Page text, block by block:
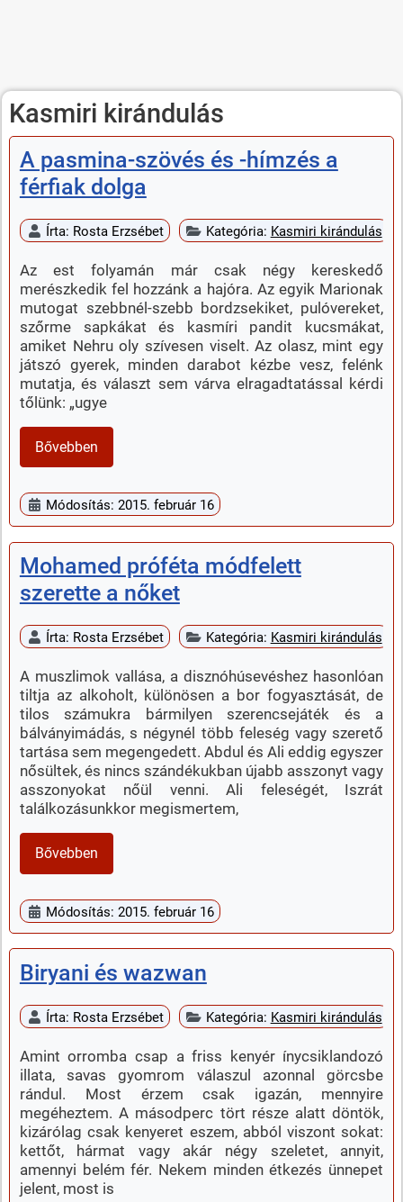
Kasmiri kirándulás
A pasmina-szövés és -hímzés a
férfiak dolga
Írta: Rosta Erzsébet Kategória: Kasmiri kirándulás
Az est folyamán már csak négy kereskedő
merészkedik fel hozzánk a hajóra. Az egyik Marionak
mutogat szebbnél-szebb bordzsekiket, pulóvereket,
szőrme sapkákat és kasmíri pandit kucsmákat,
amiket Nehru oly szívesen viselt. Az olasz, mint egy
játszó gyerek, minden darabot kézbe vesz, felénk
mutatja, és választ sem várva elragadtatással kérdi
tőlünk: „ugye
Bővebben
Módosítás: 2015. február 16
Mohamed próféta módfelett
szerette a nőket
Írta: Rosta Erzsébet Kategória: Kasmiri kirándulás
A muszlimok vallása, a disznóhúsevéshez hasonlóan
tiltja az alkoholt, különösen a bor fogyasztását, de
tilos számukra bármilyen szerencsejáték és a
bálványimádás, s négynél több feleség vagy szerető
tartása sem megengedett. Abdul és Ali eddig egyszer
nősültek, és nincs szándékukban újabb asszonyt vagy
asszonyokat nőül venni. Ali feleségét, Iszrát
találkozásunkkor megismertem,
Bővebben
Módosítás: 2015. február 16
Biryani és wazwan
Írta: Rosta Erzsébet Kategória: Kasmiri kirándulás
Amint orromba csap a friss kenyér ínycsiklandozó
illata, savas gyomrom válaszul azonnal görcsbe
rándul. Most érzem csak igazán, mennyire
megéheztem. A másodperc tört része alatt döntök,
kizárólag csak kenyeret eszem, abból viszont sokat:
kettőt, hármat vagy akár négy szeletet, annyit,
amennyi belém fér. Nekem minden étkezés ünnepet
jelent, most is